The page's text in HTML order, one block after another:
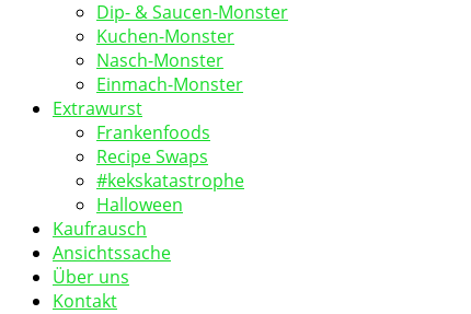
Dip- & Saucen-Monster
Kuchen-Monster
Nasch-Monster
Einmach-Monster
Extrawurst
Frankenfoods
Recipe Swaps
#kekskatastrophe
Halloween
Kaufrausch
Ansichtssache
Über uns
Kontakt